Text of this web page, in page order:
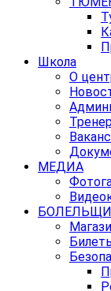
Школа
О
МЕДИА